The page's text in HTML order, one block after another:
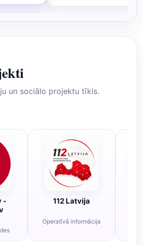
un sociālo projektu tīkls.
-
112 Latvija
Operatīvā informācija